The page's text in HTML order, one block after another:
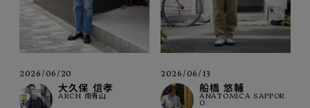
2026/06/20
大久保 信孝
ARCH 南青山
2026/06/13
船橋 悠輔
ANATOMICA SAPPOR
O